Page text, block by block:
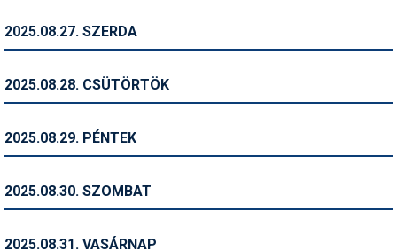
Utazási tippek
2025.08.27. SZERDA
2025.08.28. CSÜTÖRTÖK
2025.08.29. PÉNTEK
2025.08.30. SZOMBAT
2025.08.31. VASÁRNAP